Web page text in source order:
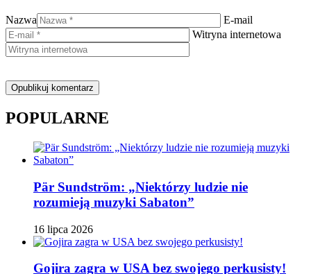
Nazwa
E-mail
Witryna internetowa
POPULARNE
Pär Sundström: „Niektórzy ludzie nie
rozumieją muzyki Sabaton”
16 lipca 2026
Gojira zagra w USA bez swojego perkusisty!